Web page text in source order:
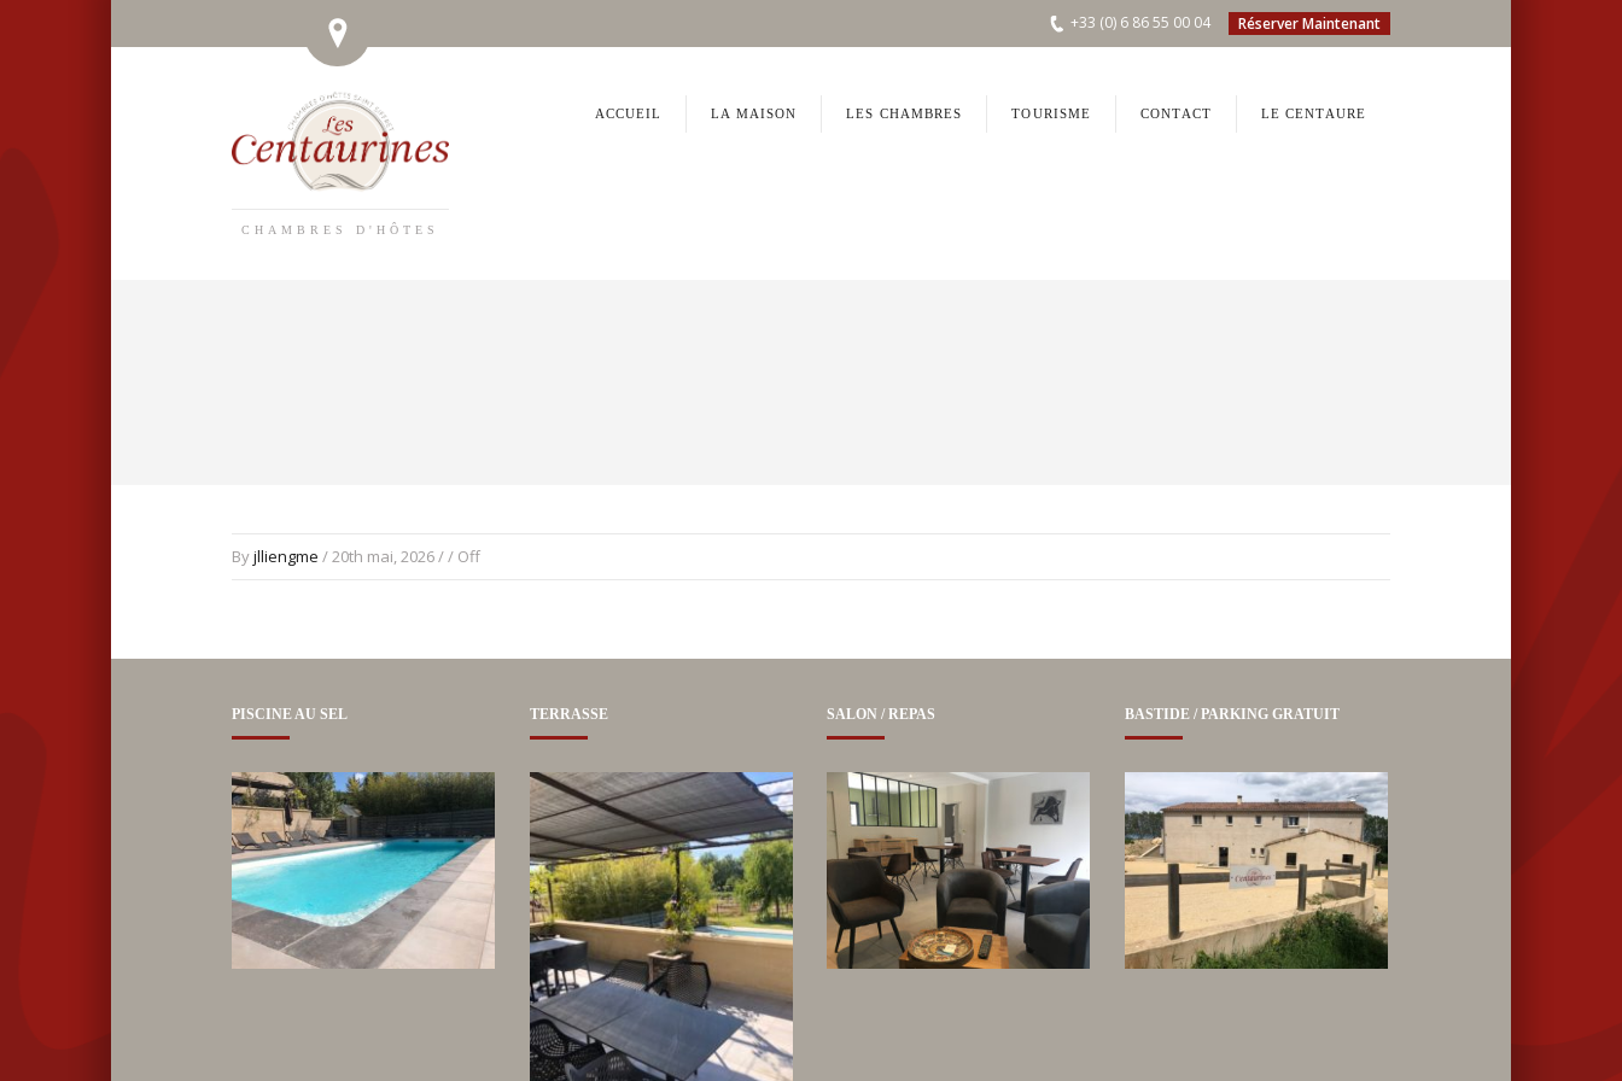
Réserver Maintenant
+33 (0) 6 86 55 00 04
CHAMBRES D'HÔTES
ACCUEIL LA MAISON LES CHAMBRES TOURISME CONTACT LE CENTAURE
Byjlliengme / 20th mai, 2026 / / Off
PISCINE AU SEL TERRASSE SALON / REPAS BASTIDE / PARKING GRATUIT